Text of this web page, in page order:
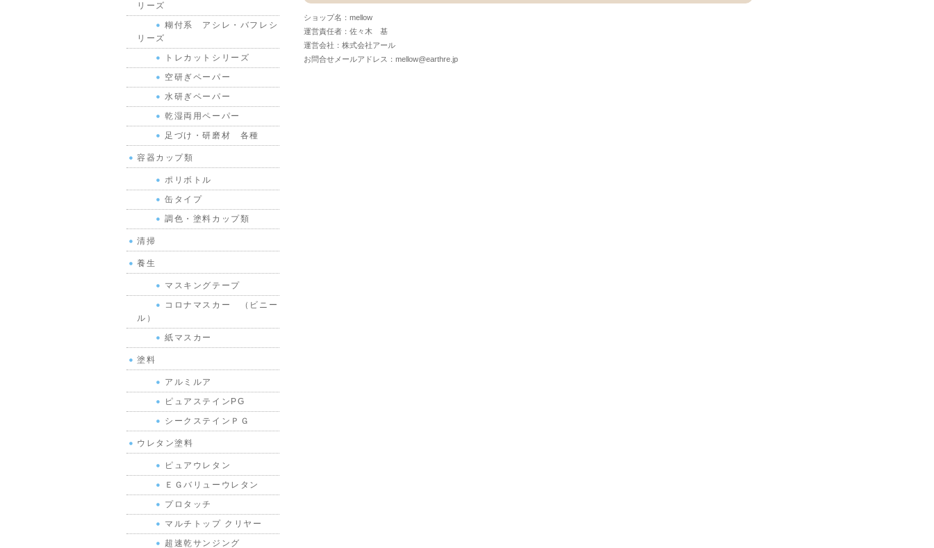
ショップ名：mellow
運営責任者：佐々木 基
運営会社：株式会社アール
お問合せメールアドレス：mellow@earthre.jp
リーズ
糊付系 アシレ・バフレシ
リーズ
トレカットシリーズ
空研ぎペーパー
水研ぎペーパー
乾湿両用ペーパー
足づけ・研磨材 各種
容器カップ類
ポリボトル
缶タイプ
調色・塗料カップ類
清掃
養生
マスキングテープ
コロナマスカー （ビニー
ル）
紙マスカー
塗料
アルミルア
ピュアステインPG
シークステインＰＧ
ウレタン塗料
ピュアウレタン
ＥＧバリューウレタン
プロタッチ
マルチトップ クリヤー
超速乾サンジング